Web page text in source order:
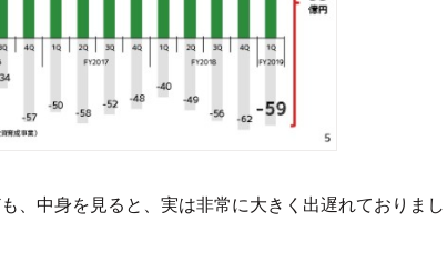
、中身を見ると、実は非常に大きく出遅れておりまし